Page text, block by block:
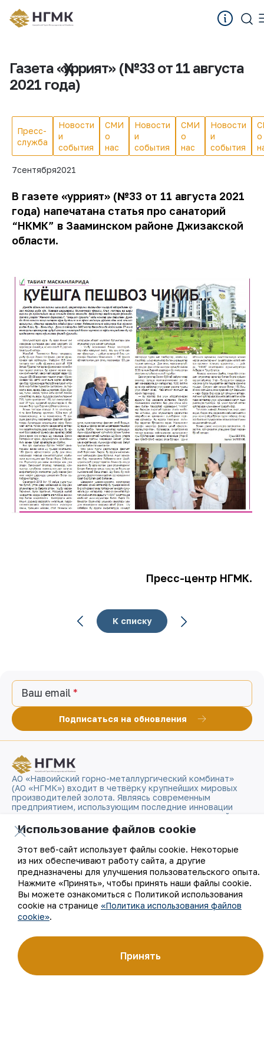
Газета «Ҳуррият» (№33 от 11 августа
2021 года)
Пресс-
служба
Новости
и
события
СМИ
о
нас
Новости
и
события
СМИ
о
нас
Новости
и
события
о
7сентября2021
В газете «Ҳуррият» (№33 от 11 августа 2021
года) напечатана статья про санаторий
“НКМК” в Зааминском районе Джизакской
области.
Пресс-центр НГМК.
К списку
Ваш email
Подписаться на обновления
АО «Навоийский горно-металлургический комбинат»
(АО «НГМК») входит в четвёрку крупнейших мировых
производителей золота. Являясь современным
предприятием, использующим последние инновации
и передовые технологии, компания освоила полный цикл
производства: от геологоразведки до реализации
готовой продукции. Золотые слитки АО «НГМК»
со знаком пробы «999,9» стали узнаваемым брендом
Узбекистана на мировых биржах цветных металлов.
О компании
Наша деятельность
Устойчивое развитие
Инвесторам
Контакты
Карта сайта
Условия использования
cookie
Использование файлов cookie
Этот веб-сайт использует файлы cookie. Некоторые
из них обеспечивают работу сайта, а другие
предназначены для улучшения пользовательского опыта.
Нажмите «Принять», чтобы принять наши файлы cookie.
Вы можете ознакомиться с Политикой использования
cookie на странице «Политика использования файлов
cookie».
Принять